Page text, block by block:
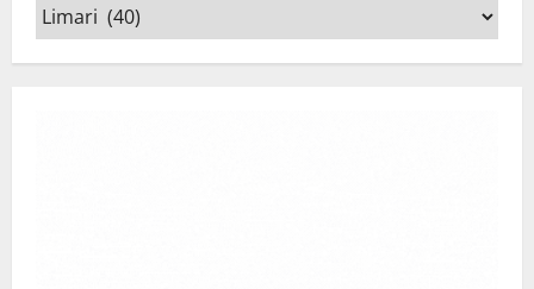
Categorías